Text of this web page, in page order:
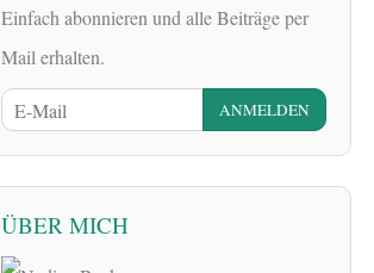
Einfach abonnieren und alle Beiträge per
Mail erhalten.
ÜBER MICH